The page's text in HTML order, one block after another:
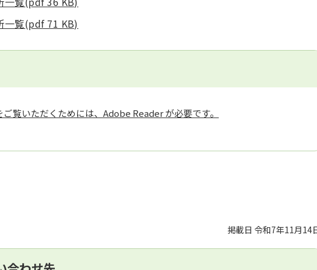
一覧(pdf 71 KB)
覧いただくためには、Adobe Reader が必要です。
掲載日 令和7年11月14